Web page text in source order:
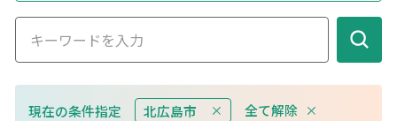
このサイトについて 観光資料
現在の条件指定 北広島市 全て解除